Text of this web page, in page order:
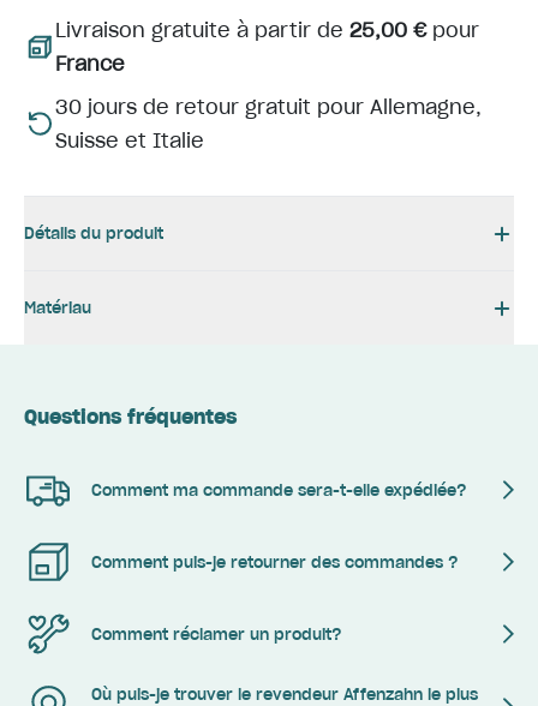
Livraison gratuite à partir de 25,00 €pour
France
30 jours de retour gratuit pour Allemagne,
Suisse et Italie
Détails du produit
Matériau
Questions fréquentes
Comment ma commande sera-t-elle expédiée?
Comment puis-je retourner des commandes ?
Comment réclamer un produit?
Où puis-je trouver le revendeur Affenzahn le plus